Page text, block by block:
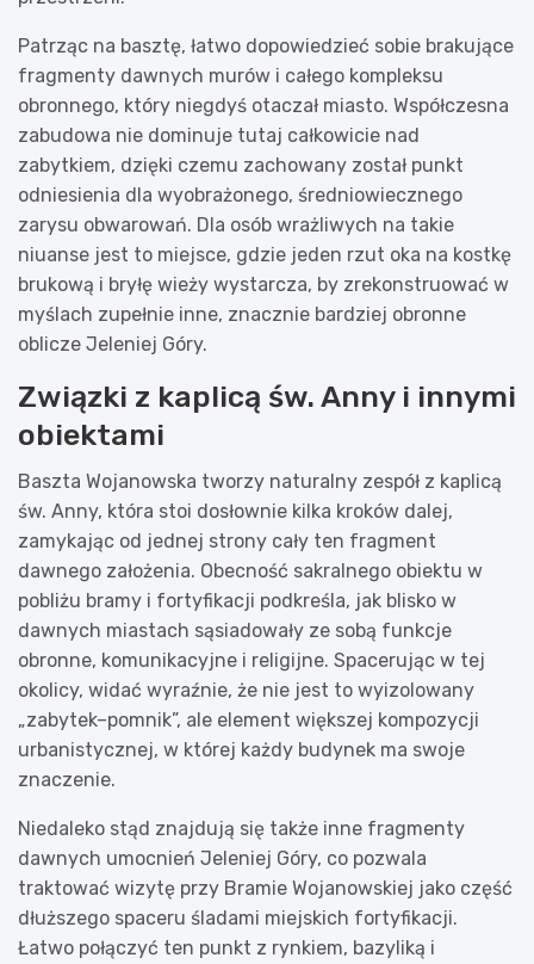
Patrząc na basztę, łatwo dopowiedzieć sobie brakujące
fragmenty dawnych murów i całego kompleksu
obronnego, który niegdyś otaczał miasto. Współczesna
zabudowa nie dominuje tutaj całkowicie nad
zabytkiem, dzięki czemu zachowany został punkt
odniesienia dla wyobrażonego, średniowiecznego
zarysu obwarowań. Dla osób wrażliwych na takie
niuanse jest to miejsce, gdzie jeden rzut oka na kostkę
brukową i bryłę wieży wystarcza, by zrekonstruować w
myślach zupełnie inne, znacznie bardziej obronne
oblicze Jeleniej Góry.
Związki z kaplicą św. Anny i innymi
obiektami
Baszta Wojanowska tworzy naturalny zespół z kaplicą
św. Anny, która stoi dosłownie kilka kroków dalej,
zamykając od jednej strony cały ten fragment
dawnego założenia. Obecność sakralnego obiektu w
pobliżu bramy i fortyfikacji podkreśla, jak blisko w
dawnych miastach sąsiadowały ze sobą funkcje
obronne, komunikacyjne i religijne. Spacerując w tej
okolicy, widać wyraźnie, że nie jest to wyizolowany
„zabytek–pomnik”, ale element większej kompozycji
urbanistycznej, w której każdy budynek ma swoje
znaczenie.
Niedaleko stąd znajdują się także inne fragmenty
dawnych umocnień Jeleniej Góry, co pozwala
traktować wizytę przy Bramie Wojanowskiej jako część
dłuższego spaceru śladami miejskich fortyfikacji.
Łatwo połączyć ten punkt z rynkiem, bazyliką i